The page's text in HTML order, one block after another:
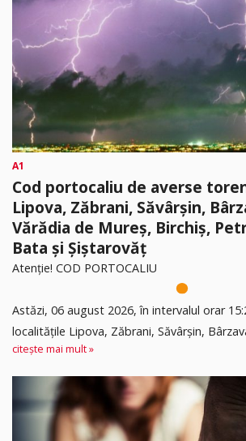
A1
Cod portocaliu de averse
Lipova, Zăbrani, Săvârșin,
Vărădia de Mureș, Birchiș,
Bata și Șiștarovăț
Atenție! COD PORTOCALIU
Astăzi, 06 august 2026, în intervalul orar
localitățile Lipova, Zăbrani, Săvârșin,
citește mai mult »